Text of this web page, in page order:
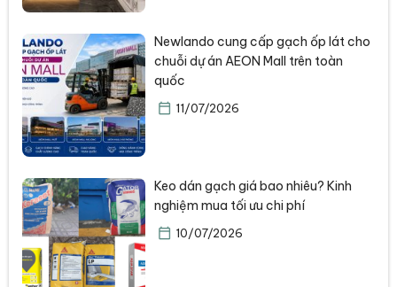
Newlando cung cấp gạch ốp lát cho
chuỗi dự án AEON Mall trên toàn
quốc
11/07/2026
Keo dán gạch giá bao nhiêu? Kinh
nghiệm mua tối ưu chi phí
10/07/2026